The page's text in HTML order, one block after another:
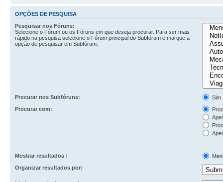
OPÇÕES DE PESQUISA
Pesquisar nos Fóruns:
Selecione o Fórum ou os Fóruns em que deseja procurar. Para ser mais
rápido na pesquisa selecione o Fórum principal do Subfórum e marque a
opção de pesquisar em Subfórum.
Procurar nos Subfóruns:
Sim
Procurar com:
Mostrar resultados :
Organizar resultados por: